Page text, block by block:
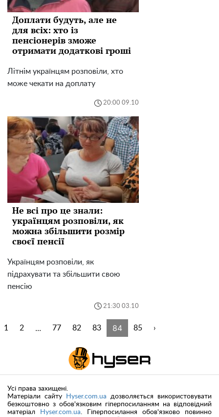
Доплати будуть, але не
для всіх: хто із
пенсіонерів зможе
отримати додаткові гроші
Літнім українцям розповіли, хто
може чекати на доплату
20:00 09.10
Не всі про це знали:
українцям розповіли, як
можна збільшити розмір
своєї пенсії
Українцям розповіли, як
підрахувати та збільшити свою
пенсію
21:30 03.10
1 2 ... 77 82 83 84 85 ›
Усі права захищені.
Матеріали сайту
Hyser.com.ua дозволяється використовувати
безкоштовно з обов'язковим гіперпосиланням на відповідний
матеріал
Hyser.com.ua. Гіперпосилання обов'язково повинно